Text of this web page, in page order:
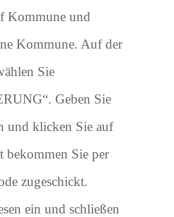
Kommune und
Kommune. Auf der
Sie
Geben Sie
und klicken Sie auf
bekommen Sie per
zugeschickt.
ein und schließen